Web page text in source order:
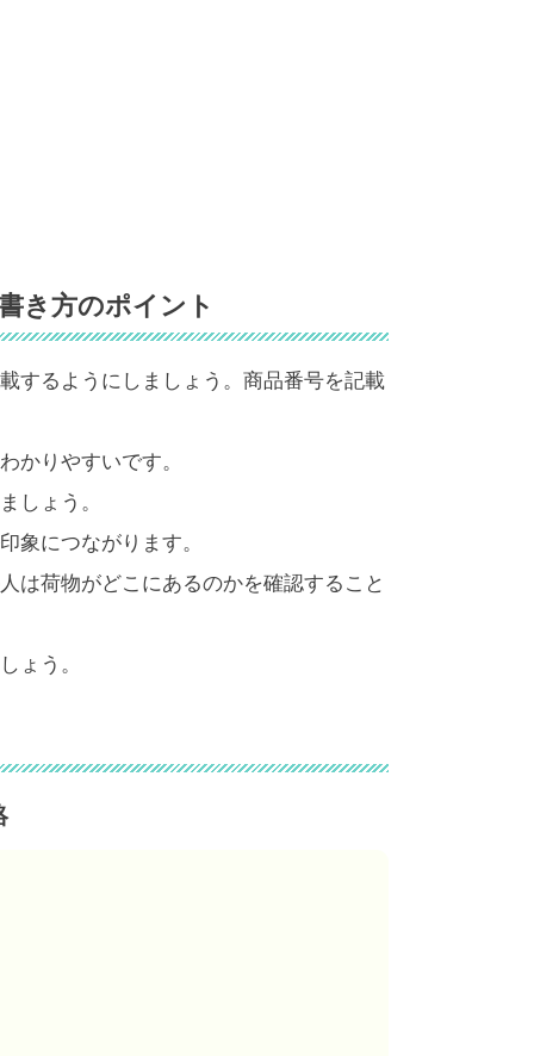
き方のポイント
するようにしましょう。商品番号を記載
かりやすいです。
しょう。
象につながります。
は荷物がどこにあるのかを確認すること
ょう。